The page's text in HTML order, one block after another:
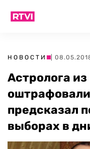
НОВОСТИ |
Астролога
оштрафовали
предсказал
выборах в